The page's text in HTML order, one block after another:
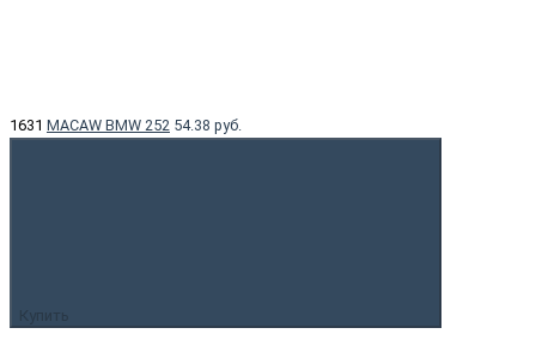
1631 MACAW BMW 252 54.38 руб.
Купить